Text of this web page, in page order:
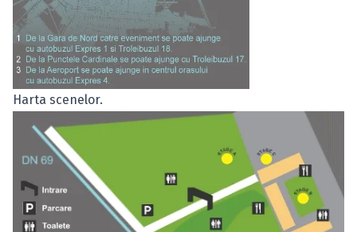
Harta scenelor.